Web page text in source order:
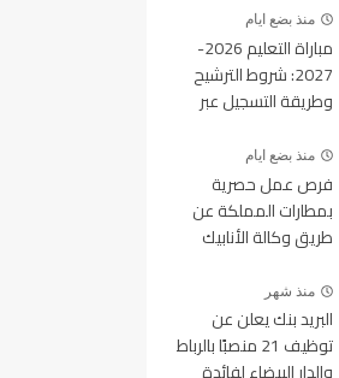
منذ بضع ايام
مباراة التعليم 2026-
2027: شروط الترشيح
وطريقة التسجيل عبر
منذ بضع ايام
فرص عمل حصرية
بمطارات المملكة عن
طريق وكالة الأنابيك
منذ شهر
البريد بنك يعلن عن
توظيف 21 منصبًا بالرباط